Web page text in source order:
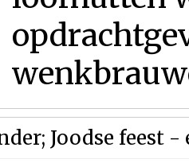
Joodse feest